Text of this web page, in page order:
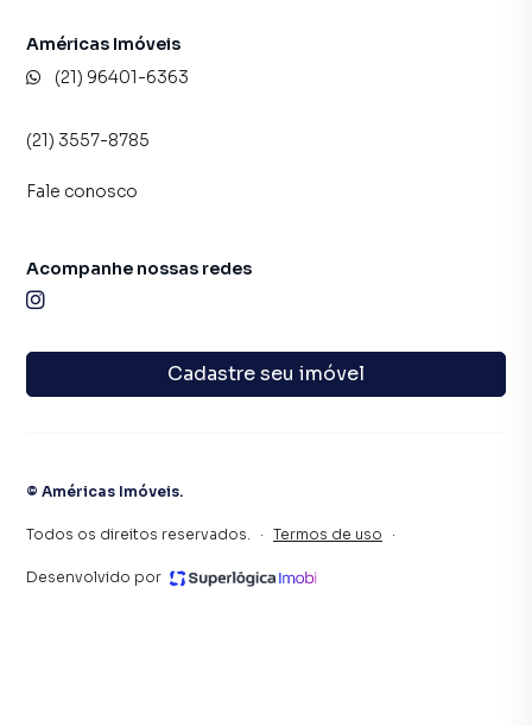
Américas Imóveis
(21) 96401-6363
(21) 3557-8785
Fale conosco
Cadastre seu imóvel
Acompanhe nossas redes
© Américas Imóveis.
Todos os direitos reservados. · Termos de uso ·
Desenvolvido por